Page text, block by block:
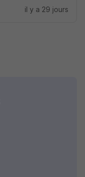
il y a 29 jours